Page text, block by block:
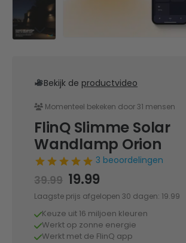
Bekijk de productvideo
Momenteel bekeken door 31 mensen
FlinQ Slimme Solar
Wandlamp Orion
3 beoordelingen
39.99 Oorspronkelijke
prijs
was:
39.99.
19.99Huidige
prijs
is:
19.99.
Laagste prijs afgelopen 30 dagen: 19.99
Keuze uit 16 miljoen kleuren
Werkt op zonne energie
Werkt met de FlinQ app